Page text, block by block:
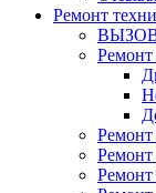
Ремонт
Ремонт